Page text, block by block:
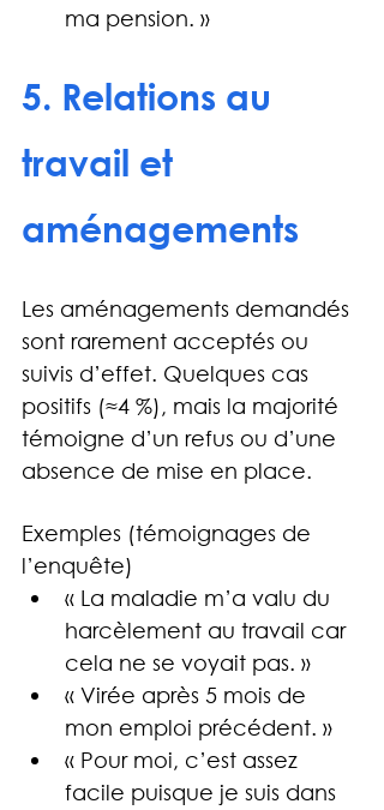
ma pension. »
5. Relations au
travail et
aménagements
Les aménagements demandés
sont rarement acceptés ou
suivis d’effet. Quelques cas
positifs (≈4 %), mais la majorité
témoigne d’un refus ou d’une
absence de mise en place.
Exemples (témoignages de
l’enquête)
« La maladie m’a valu du
harcèlement au travail car
cela ne se voyait pas. »
« Virée après 5 mois de
mon emploi précédent. »
« Pour moi, c’est assez
facile puisque je suis dans